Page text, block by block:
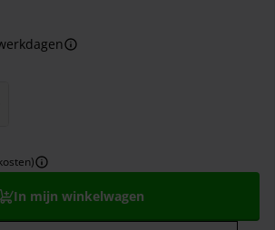
In mijn winkelwagen